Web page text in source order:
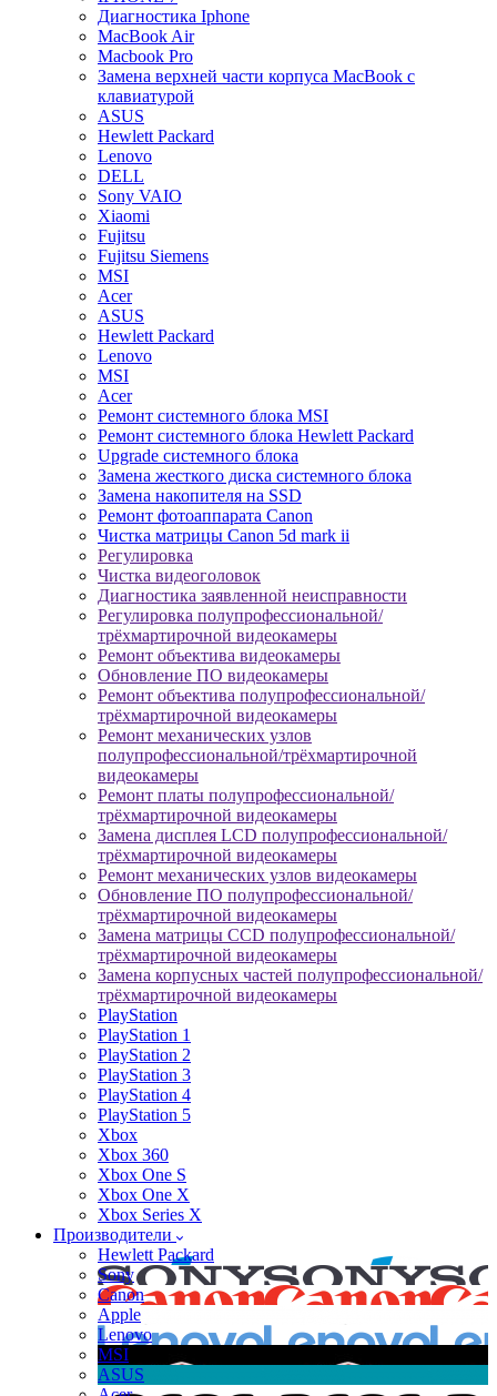
Диагностика Iphone
MacBook Air
Macbook Pro
Замена верхней части корпуса MacBook с
клавиатурой
ASUS
Hewlett Packard
Lenovo
DELL
Sony VAIO
Xiaomi
Fujitsu
Fujitsu Siemens
MSI
Acer
ASUS
Hewlett Packard
Lenovo
MSI
Acer
Ремонт системного блока MSI
Ремонт системного блока Hewlett Packard
Upgrade системного блока
Замена жесткого диска системного блока
Замена накопителя на SSD
Ремонт фотоаппарата Canon
Чистка матрицы Canon 5d mark ii
Регулировка
Чистка видеоголовок
Диагностика заявленной неисправности
Регулировка полупрофессиональной/
трёхмартирочной видеокамеры
Ремонт объектива видеокамеры
Обновление ПО видеокамеры
Ремонт объектива полупрофессиональной/
трёхмартирочной видеокамеры
Ремонт механических узлов
полупрофессиональной/трёхмартирочной
видеокамеры
Ремонт платы полупрофессиональной/
трёхмартирочной видеокамеры
Замена дисплея LCD полупрофессиональной/
трёхмартирочной видеокамеры
Ремонт механических узлов видеокамеры
Обновление ПО полупрофессиональной/
трёхмартирочной видеокамеры
Замена матрицы CCD полупрофессиональной/
трёхмартирочной видеокамеры
Замена корпусных частей полупрофессиональной/
трёхмартирочной видеокамеры
PlayStation
PlayStation 1
PlayStation 2
PlayStation 3
PlayStation 4
PlayStation 5
Xbox
Xbox 360
Xbox One S
Xbox One X
Xbox Series X
Производители
Hewlett Packard
Sony
Canon
Apple
Lenovo
MSI
ASUS